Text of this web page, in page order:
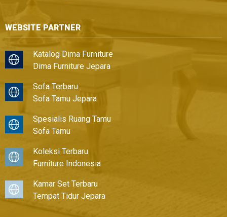
WEBSITE PARTNER
Katalog Dima Furniture
Dima Furniture Jepara
Sofa Terbaru
Sofa Tamu Jepara
Spesialis Ruang Tamu
Sofa Tamu
Koleksi Terbaru
Furniture Indonesia
Kamar Set Terbaru
Tempat Tidur Jepara